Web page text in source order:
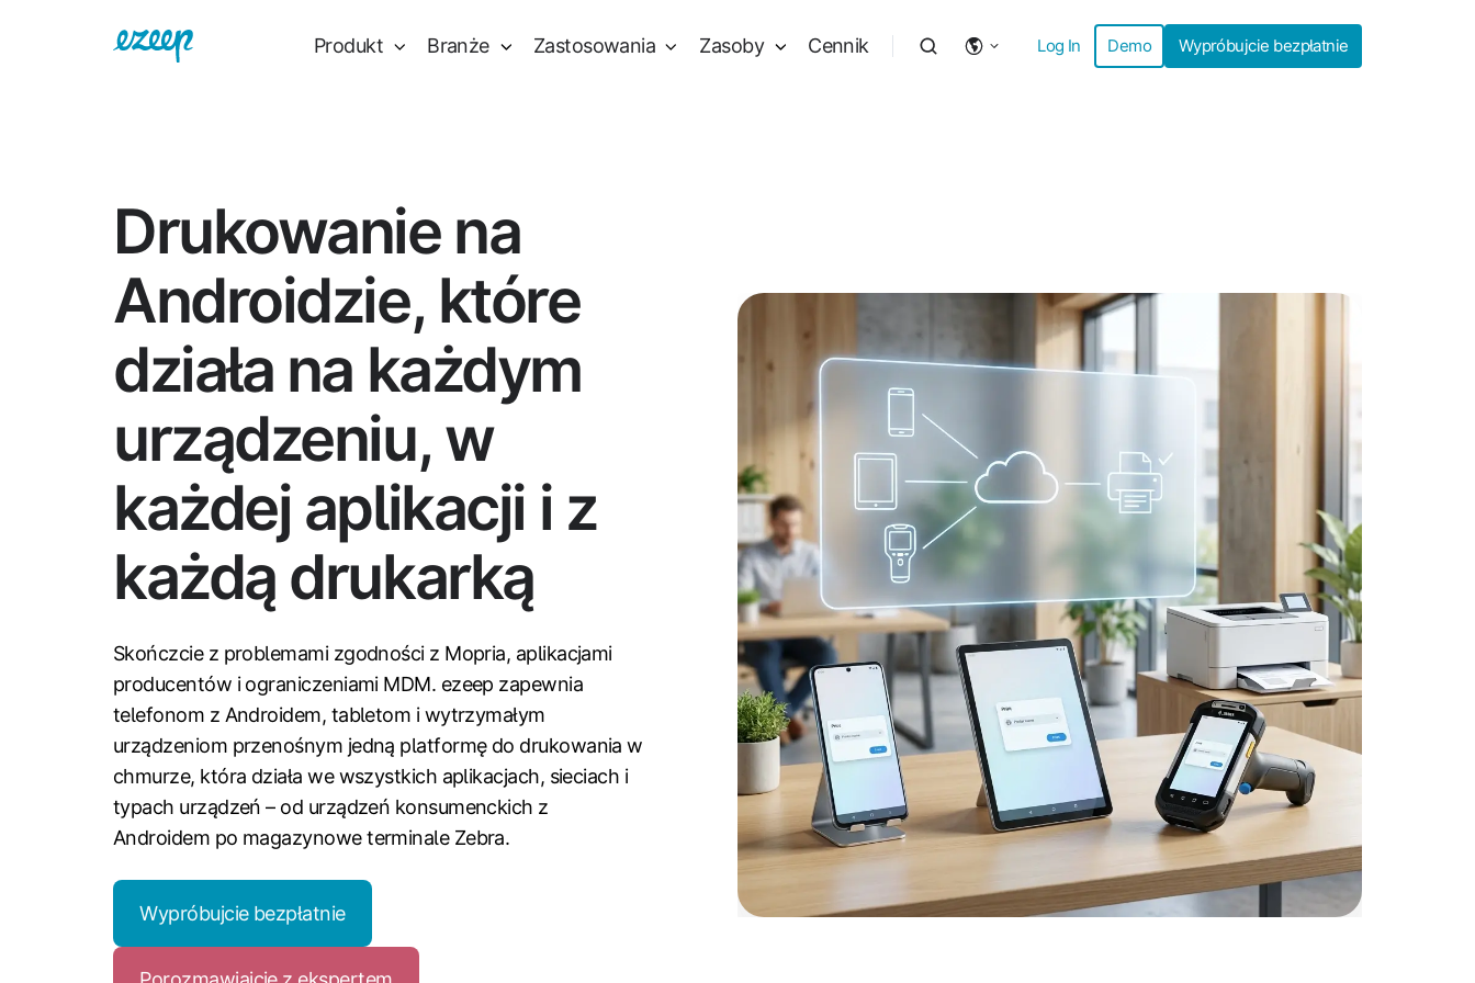
Produkt Branże Zastosowania Zasoby Cennik Log In Demo Wypróbujcie bezpłatnie
Drukowanie na
Androidzie, które
działa na każdym
urządzeniu, w
każdej aplikacji i z
każdą drukarką
Skończcie z problemami zgodności z Mopria, aplikacjami
producentów i ograniczeniami MDM. ezeep zapewnia
telefonom z Androidem, tabletom i wytrzymałym
urządzeniom przenośnym jedną platformę do drukowania w
chmurze, która działa we wszystkich aplikacjach, sieciach i
typach urządzeń – od urządzeń konsumenckich z
Androidem po magazynowe terminale Zebra.
Wypróbujcie bezpłatnie